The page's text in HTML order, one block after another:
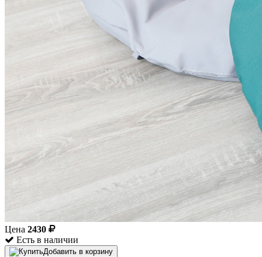
Цена 2430
Есть в наличии
Добавить в корзину